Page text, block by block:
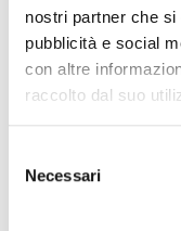
nostri partner che
pubblicità e social
con altre
raccolto dal suo
delNecessari